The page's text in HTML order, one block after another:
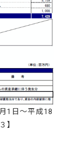
1日～平成18